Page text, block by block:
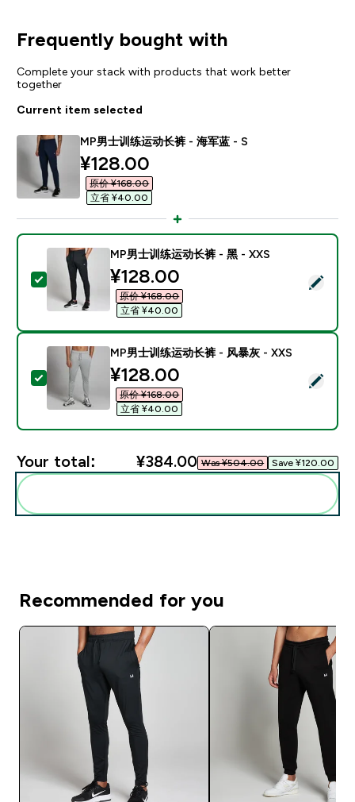
Frequently bought with
Complete your stack with products that work better
together
Current item selected
MP男士训练运动长裤 - 海军蓝 - S
discounted price
¥128.00‎
原价 ¥168.00‎
立省 ¥40.00‎
Select this product - MP男士训练运动长裤 - 黑 - XXS
MP男士训练运动长裤 - 黑 - XXS
discounted price
¥128.00‎
原价 ¥168.00‎
立省 ¥40.00‎
Select this product - MP男士训练运动长裤 - 风暴灰 -
MP男士训练运动长裤 - 风暴灰 - XXS
discounted price
¥128.00‎
原价 ¥168.00‎
立省 ¥40.00‎
Your total: ¥384.00‎ Was ¥504.00‎ Save ¥120.00‎
Recommended for you